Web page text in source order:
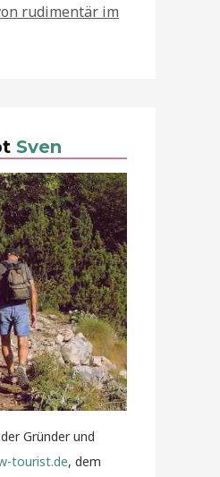
rudimentär im
Sven
Gründer und
tourist.de, dem